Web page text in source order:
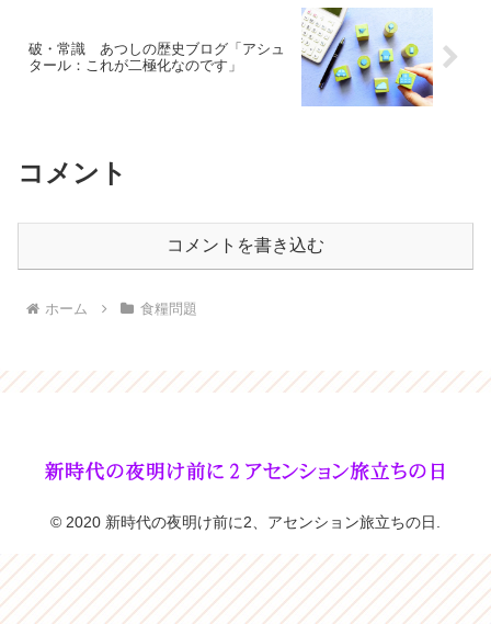
破・常識 あつしの歴史ブログ「アシュ
タール：これが二極化なのです」
コメント
コメントを書き込む
ホーム 食糧問題
© 2020 新時代の夜明け前に2、アセンション旅立ちの日.